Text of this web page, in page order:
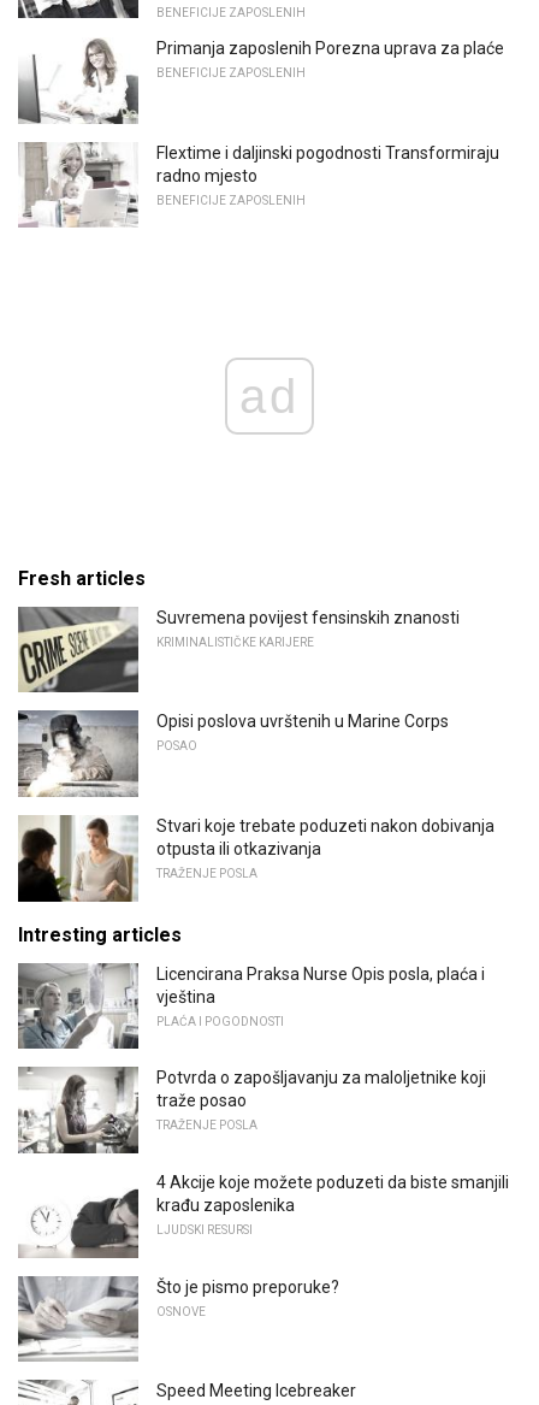
BENEFICIJE ZAPOSLENIH
Primanja zaposlenih Porezna uprava za plaće
BENEFICIJE ZAPOSLENIH
Flextime i daljinski pogodnosti Transformiraju
radno mjesto
BENEFICIJE ZAPOSLENIH
ad
Fresh articles
Suvremena povijest fensinskih znanosti
KRIMINALISTIČKE KARIJERE
Opisi poslova uvrštenih u Marine Corps
POSAO
Stvari koje trebate poduzeti nakon dobivanja
otpusta ili otkazivanja
TRAŽENJE POSLA
Intresting articles
Licencirana Praksa Nurse Opis posla, plaća i
vještina
PLAĆA I POGODNOSTI
Potvrda o zapošljavanju za maloljetnike koji
traže posao
TRAŽENJE POSLA
4 Akcije koje možete poduzeti da biste smanjili
krađu zaposlenika
LJUDSKI RESURSI
Što je pismo preporuke?
OSNOVE
Speed ​​Meeting Icebreaker